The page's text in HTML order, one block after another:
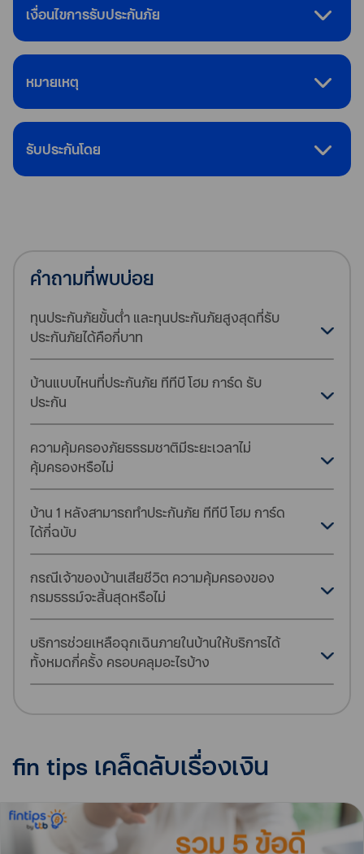
เงื่อนไขการรับประกันภัย
หมายเหตุ
รับประกันโดย
คำถามที่พบบ่อย
ทุนประกันภัยขั้นต่ำ และทุนประกันภัยสูงสุดที่รับ
ประกันภัยได้คือกี่บาท
บ้านแบบไหนที่ประกันภัย ทีทีบี โฮม การ์ด รับ
ประกัน
ความคุ้มครองภัยธรรมชาติมีระยะเวลาไม่
คุ้มครองหรือไม่
บ้าน 1 หลังสามารถทำประกันภัย ทีทีบี โฮม การ์ด
ได้กี่ฉบับ
กรณีเจ้าของบ้านเสียชีวิต ความคุ้มครองของ
กรมธรรม์จะสิ้นสุดหรือไม่
บริการช่วยเหลือฉุกเฉินภายในบ้านให้บริการได้
ทั้งหมดกี่ครั้ง ครอบคลุมอะไรบ้าง
fin tips เคล็ดลับเรื่องเงิน